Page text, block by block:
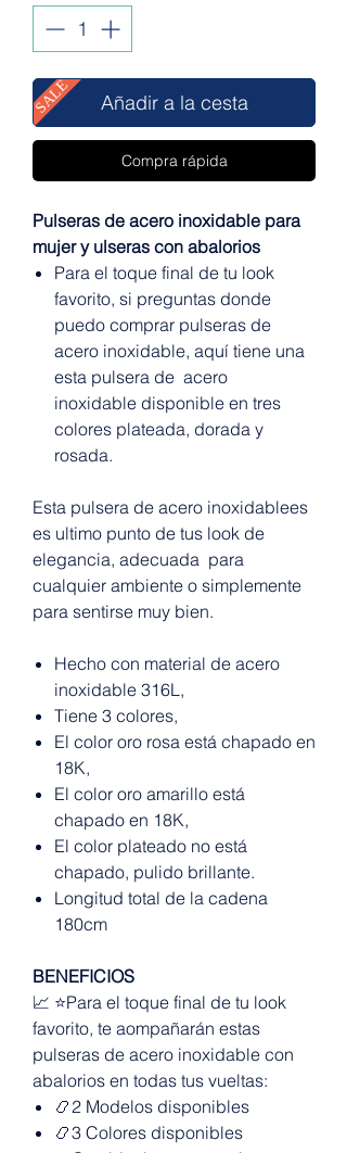
Añadir a la cesta
SALE
Compra rápida
Pulseras de acero inoxidable para
mujer y ulseras con abalorios
Para el toque final de tu look
favorito, si preguntas donde
puedo comprar pulseras de
acero inoxidable, aquí tiene una
esta pulsera de acero
inoxidable disponible en tres
colores plateada, dorada y
rosada.
Esta pulsera de acero inoxidablees
es ultimo punto de tus look de
elegancia, adecuada para
cualquier ambiente o simplemente
para sentirse muy bien.
Hecho con material de acero
inoxidable 316L,
Tiene 3 colores,
El color oro rosa está chapado en
18K,
El color oro amarillo está
chapado en 18K,
El color plateado no está
chapado, pulido brillante.
Longitud total de la cadena
180cm
BENEFICIOS
📈 ⭐Para el toque final de tu look
favorito, te aompañarán estas
pulseras de acero inoxidable con
abalorios en todas tus vueltas:
📿2 Modelos disponibles
📿3 Colores disponibles